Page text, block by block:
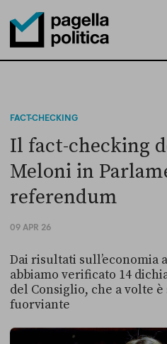
Pagella Politica Logo
FACT-CHECKING
Il fact-checking
Meloni in
referendum
09 APR 26
Dai risultati sull’economia
abbiamo verificato 14
del Consiglio, che a volte
fuorviante